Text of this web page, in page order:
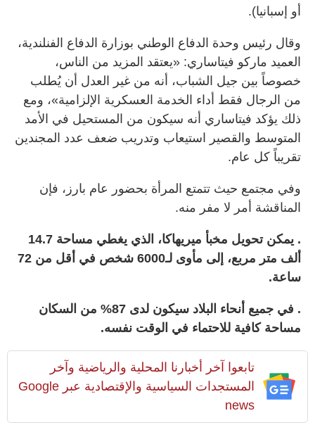
أو إسبانيا).
وقال رئيس وحدة الدفاع الوطني بوزارة الدفاع الفنلندية،
العميد ماركو فيتاساري: «يعتقد المزيد من الناس،
خصوصاً بين جيل الشباب، أنه من غير العدل أن يُطلب
من الرجال فقط أداء الخدمة العسكرية الإلزامية»، ومع
ذلك يؤكد فيتاساري أنه سيكون من المستحيل في الأمد
المتوسط والقصير استيعاب وتدريب ضعف عدد المجندين
تقريباً كل عام.
وفي مجتمع حيث تتمتع المرأة بحضور عام بارز، فإن
المناقشة أمر لا مفر منه.
. يمكن تحويل مخبأ ميريهاكا، الذي يغطي مساحة 14.7
ألف متر مربع، إلى مأوى لـ6000 شخص في أقل من 72
ساعة.
. في جميع أنحاء البلاد سيكون لدى 87% من السكان
مساحة كافية للاحتماء في الوقت نفسه.
تابعوا آخر أخبارنا المحلية والرياضية وآخر
المستجدات السياسية والإقتصادية عبر Google
news